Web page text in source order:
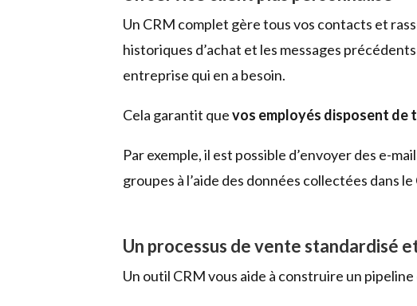
Un CRM complet gère tous vos contacts et
historiques d’achat et les messages
entreprise qui en a besoin.
Cela garantit quevos employés disposent de
Par exemple, il est possible d’envoyer des e-
groupes à l’aide des données collectées dans le
Un processus de vente standardisé
Un outil CRM vous aide à construire un